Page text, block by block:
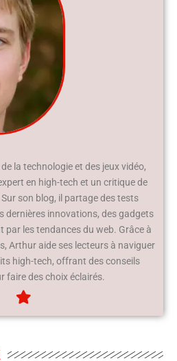
la technologie et des jeux vidéo,
en high-tech et un critique de
son blog, il partage des tests
dernières innovations, des gadgets
par les tendances du web. Grâce à
Arthur aide ses lecteurs à naviguer
high-tech, offrant des conseils
faire des choix éclairés.